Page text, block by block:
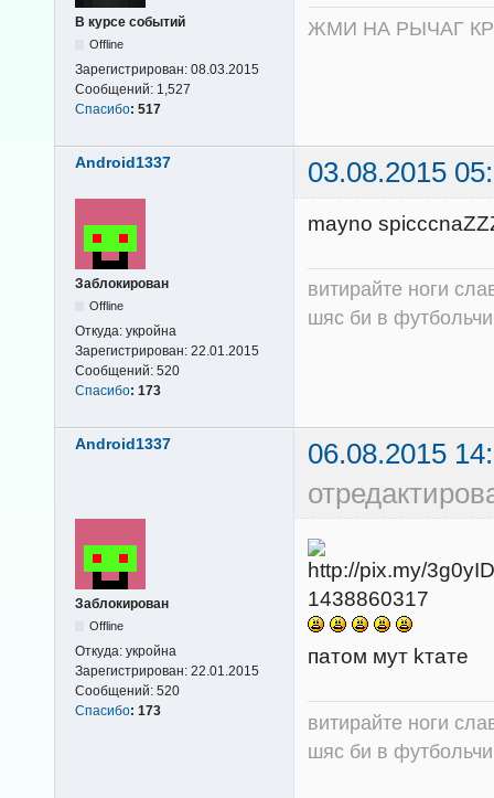
В курсе событий
Offline
Зарегистрирован: 08.03.2015
Сообщений: 1,527
Спасибо: 517
ЖМИ НА РЫЧАГ
Android1337 03.08.2015
Заблокирован
Offline
Откуда: укройна
Зарегистрирован: 22.01.2015
Сообщений: 520
Спасибо: 173
mayno
витирайте ноги
шяс би в
Android1337
06.08.2015
Заблокирован
Offline
Откуда: укройна
Зарегистрирован: 22.01.2015
Сообщений: 520
Спасибо: 173
патом мут kтате
витирайте ноги
шяс би в